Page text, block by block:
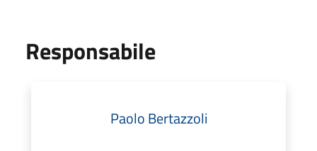
Responsabile
Paolo Bertazzoli